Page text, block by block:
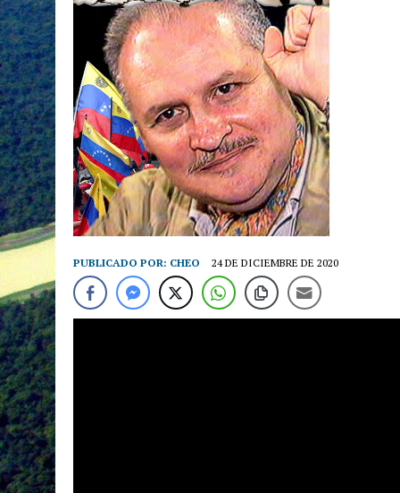
PUBLICADO POR: CHEO 24 DE DICIEMBRE DE 2020